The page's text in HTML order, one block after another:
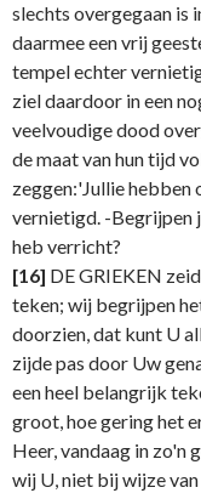
slechts overgegaan is
daarmee een vrij
tempel echter
ziel daardoor in een
veelvoudige dood
de maat van hun tijd
zeggen:'Jullie hebben
vernietigd. -Begrijpen
heb verricht?
[16] DE GRIEKEN
teken; wij begrijpen
doorzien, dat kunt U
zijde pas door Uw
een heel belangrijk
groot, hoe gering het
Heer, vandaag in zo'n
wij U, niet bij wijze